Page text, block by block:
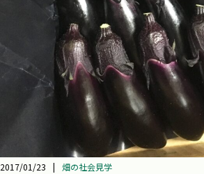
2017/01/23 | 畑の社会見学